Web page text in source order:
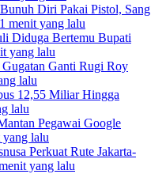
Diri Pakai Pistol, Sang
menit yang lalu
Diduga Bertemu Bupati
yang lalu
Ganti Rugi Roy
lalu
12,55 Miliar Hingga
lalu
Pegawai Google
yang lalu
Perkuat Rute Jakarta-
yang lalu